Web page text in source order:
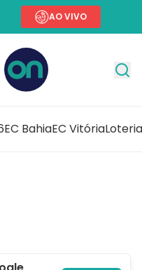
AO VIVO
EC BahiaEC Vitória